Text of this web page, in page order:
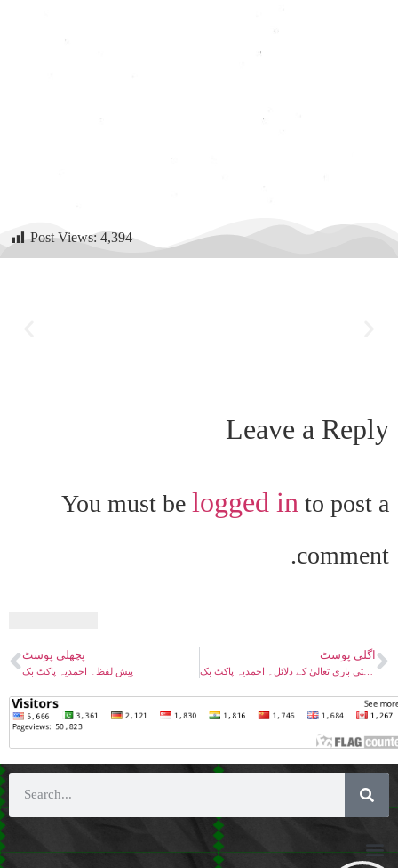
Post Views: 4,394
Leave a Reply
You must be logged in to post a
comment.
پچھلی پوسٹ
پیش لفظ۔ احمدیہ پاکٹ بک
اگلی پوسٹ
ہستی باری تعالیٰ کے دلائل۔ احمدیہ پاکٹ بک